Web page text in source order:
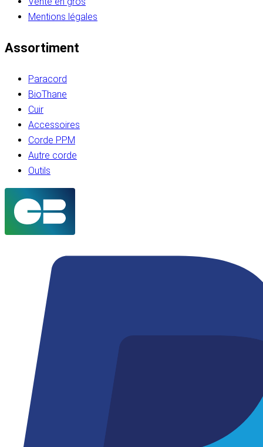
Mentions légales
Assortiment
Paracord
BioThane
Cuir
Accessoires
Corde PPM
Autre corde
Outils